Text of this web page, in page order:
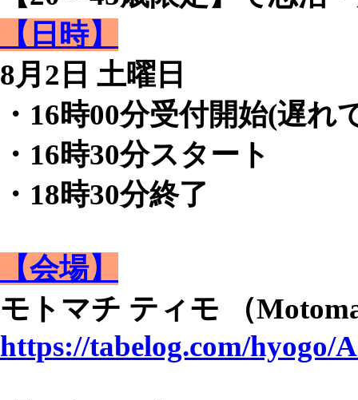
【日時】
8月2日 土曜日
・16時00分受付開始(遅れ
・16時30分スタート
・18時30分終了
【会場】
モトマチ ティモ （
https://tabelog.com/hyogo/